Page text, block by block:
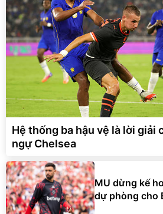
Hệ thống ba hậu vệ là lời giải
ngự Chelsea
MU dừng kế
dự phòng cho